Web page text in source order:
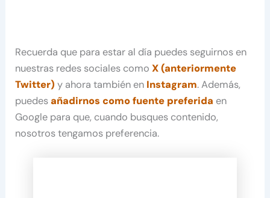
Recuerda que para estar al día puedes seguirnos en
nuestras redes sociales comoX (anteriormente
Twitter) y ahora también en Instagram. Además,
puedesañadirnos como fuente preferida en
Google para que, cuando busques contenido,
nosotros tengamos preferencia.